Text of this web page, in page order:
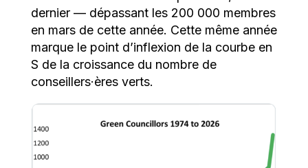
dernier — dépassant les 200 000 membres
en mars de cette année. Cette même année
marque le point d’inflexion de la courbe en
S de la croissance du nombre de
conseillers·ères verts.